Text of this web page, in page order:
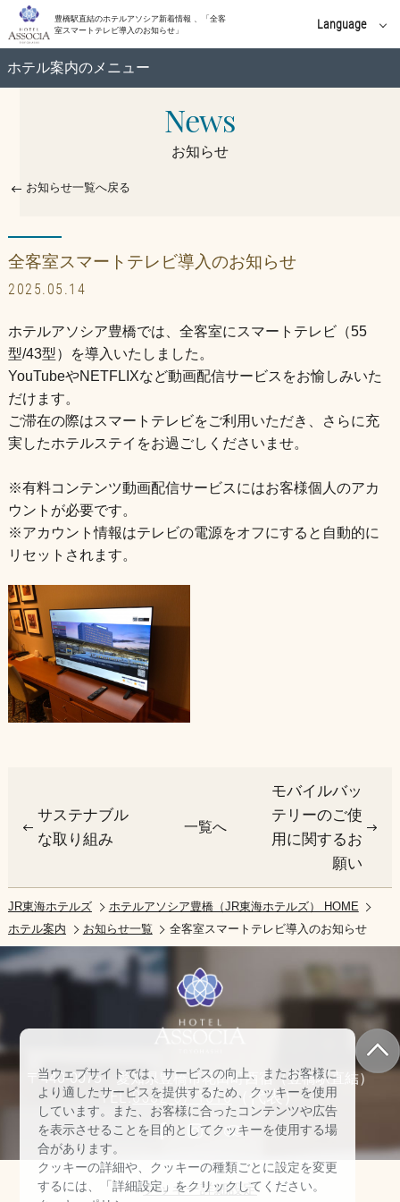
豊橋駅直結のホテルアソシア新着情報 、「全客
室スマートテレビ導入のお知らせ」
Language
ホテル案内のメニュー
News
お知らせ
お知らせ一覧へ戻る
全客室スマートテレビ導入のお知らせ
2025.05.14
ホテルアソシア豊橋では、全客室にスマートテレビ（55
型/43型）を導入いたしました。
YouTubeやNETFLIXなど動画配信サービスをお愉しみいた
だけます。
ご滞在の際はスマートテレビをご利用いただき、さらに充
実したホテルステイをお過ごしくださいませ。
※有料コンテンツ動画配信サービスにはお客様個人のアカ
ウントが必要です。
※アカウント情報はテレビの電源をオフにすると自動的に
リセットされます。
サステナブル
な取り組み
一覧へ
モバイルバッ
テリーのご使
用に関するお
願い
JR東海ホテルズ
ホテルアソシア豊橋（JR東海ホテルズ） HOME
ホテル案内
お知らせ一覧 全客室スマートテレビ導入のお知らせ
〒440-0075 愛知県豊橋市花田町西宿（豊橋駅直結）
TEL:0532-57-1010（代表）
クッキー詳細設定
当ウェブサイトでは、サービスの向上、またお客様に
より適したサービスを提供するため、クッキーを使用
しています。また、お客様に合ったコンテンツや広告
を表示させることを目的としてクッキーを使用する場
合があります。
クッキーの詳細や、クッキーの種類ごとに設定を変更
するには、「詳細設定」をクリックしてください。